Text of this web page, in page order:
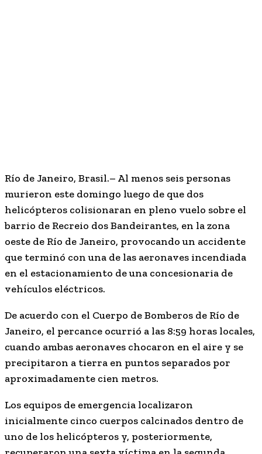
Río de Janeiro, Brasil.– Al menos seis personas
murieron este domingo luego de que dos
helicópteros colisionaran en pleno vuelo sobre el
barrio de Recreio dos Bandeirantes, en la zona
oeste de Río de Janeiro, provocando un accidente
que terminó con una de las aeronaves incendiada
en el estacionamiento de una concesionaria de
vehículos eléctricos.
De acuerdo con el Cuerpo de Bomberos de Río de
Janeiro, el percance ocurrió a las 8:59 horas locales,
cuando ambas aeronaves chocaron en el aire y se
precipitaron a tierra en puntos separados por
aproximadamente cien metros.
Los equipos de emergencia localizaron
inicialmente cinco cuerpos calcinados dentro de
uno de los helicópteros y, posteriormente,